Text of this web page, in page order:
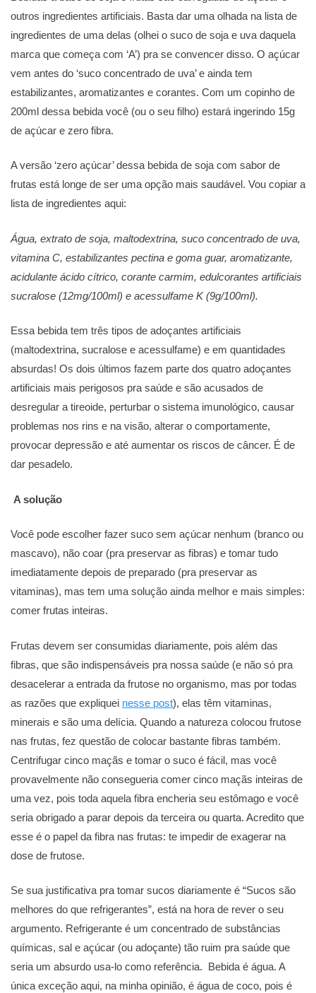
outros ingredientes artificiais. Basta dar uma olhada na lista de
ingredientes de uma delas (olhei o suco de soja e uva daquela
marca que começa com ‘A’) pra se convencer disso. O açúcar
vem antes do ‘suco concentrado de uva’ e ainda tem
estabilizantes, aromatizantes e corantes. Com um copinho de
200ml dessa bebida você (ou o seu filho) estará ingerindo 15g
de açúcar e zero fibra.
A versão ‘zero açúcar’ dessa bebida de soja com sabor de
frutas está longe de ser uma opção mais saudável. Vou copiar a
lista de ingredientes aqui:
Água, extrato de soja, maltodextrina, suco concentrado de uva,
vitamina C, estabilizantes pectina e goma guar, aromatizante,
acidulante ácido cítrico, corante carmim, edulcorantes artificiais
sucralose (12mg/100ml) e acessulfame K (9g/100ml).
Essa bebida tem três tipos de adoçantes artificiais
(maltodextrina, sucralose e acessulfame) e em quantidades
absurdas! Os dois últimos fazem parte dos quatro adoçantes
artificiais mais perigosos pra saúde e são acusados de
desregular a tireoide, perturbar o sistema imunológico, causar
problemas nos rins e na visão, alterar o comportamente,
provocar depressão e até aumentar os riscos de câncer. É de
dar pesadelo.
A solução
Você pode escolher fazer suco sem açúcar nenhum (branco ou
mascavo), não coar (pra preservar as fibras) e tomar tudo
imediatamente depois de preparado (pra preservar as
vitaminas), mas tem uma solução ainda melhor e mais simples:
comer frutas inteiras.
Frutas devem ser consumidas diariamente, pois além das
fibras, que são indispensáveis pra nossa saúde (e não só pra
desacelerar a entrada da frutose no organismo, mas por todas
as razões que expliquei nesse post), elas têm vitaminas,
minerais e são uma delícia. Quando a natureza colocou frutose
nas frutas, fez questão de colocar bastante fibras também.
Centrifugar cinco maçãs e tomar o suco é fácil, mas você
provavelmente não consegueria comer cinco maçãs inteiras de
uma vez, pois toda aquela fibra encheria seu estômago e você
seria obrigado a parar depois da terceira ou quarta. Acredito que
esse é o papel da fibra nas frutas: te impedir de exagerar na
dose de frutose.
Se sua justificativa pra tomar sucos diariamente é “Sucos são
melhores do que refrigerantes”, está na hora de rever o seu
argumento. Refrigerante é um concentrado de substâncias
químicas, sal e açúcar (ou adoçante) tão ruim pra saúde que
seria um absurdo usa-lo como referência. Bebida é água. A
única exceção aqui, na minha opinião, é água de coco, pois é